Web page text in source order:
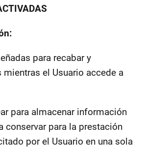
para recabar y
mientras el Usuario accede a
para almacenar información
conservar para la prestación
por el Usuario en una sola